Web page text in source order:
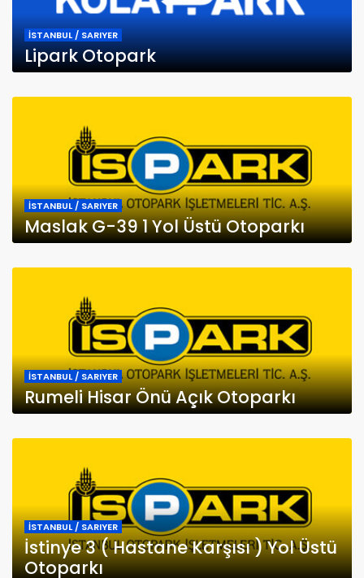
İSTANBUL / SARIYER
Lipark Otopark
İSTANBUL / SARIYER
Maslak G-39 1 Yol Üstü Otoparkı
İSTANBUL / SARIYER
Rumeli Hisar Önü Açık Otoparkı
İSTANBUL / SARIYER
İstinye 3 ( Hastane Karşısı ) Yol Üstü
Otoparkı